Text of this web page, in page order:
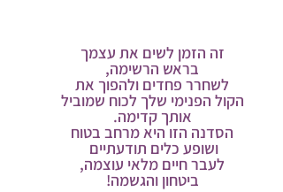
זה הזמן לשים את עצמך
בראש הרשימה,
לשחרר פחדים ולהפוך את
הקול הפנימי שלך לכוח שמוביל
אותך קדימה.
הסדנה הזו היא מרחב בטוח
ושופע כלים תודעתיים
לעבר חיים מלאי עוצמה,
ביטחון והגשמה!